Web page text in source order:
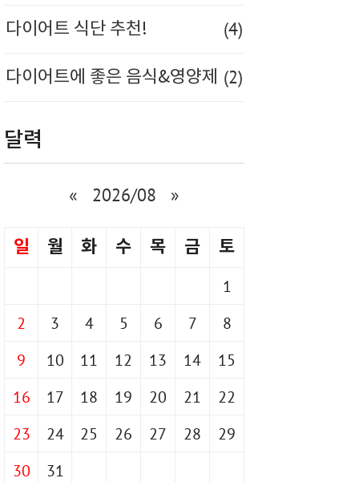
다이어트 식단 추천! (4)
다이어트에 좋은 음식&영양제 (2)
달력
« 2026/08 »
일 월 화 수 목 금 토
1
2
3 4 5 6 7
8
9
10 11 12 13 14
15
16
17 18 19 20 21
22
23
24 25 26 27 28
29
30
31